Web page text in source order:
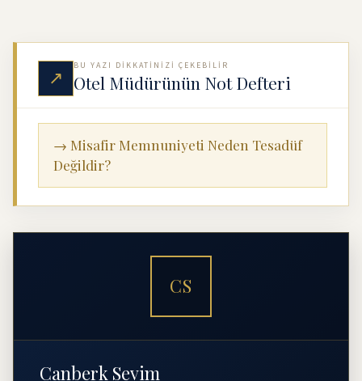
↗
BU YAZI DIKKATINIZI ÇEKEBILIR
Otel Müdürünün Not Defteri
→ Misafir Memnuniyeti Neden Tesadüf
Değildir?
CS
Canberk Sevim